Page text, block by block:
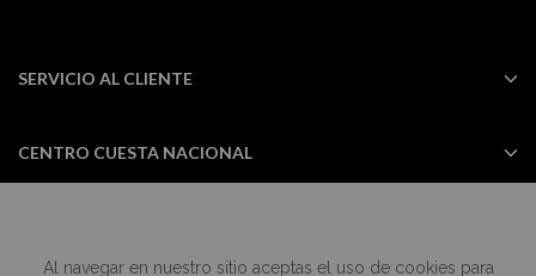
Al navegar en nuestro sitio aceptas el uso de cookies para
SERVICIO AL CLIENTE
CENTRO CUESTA NACIONAL